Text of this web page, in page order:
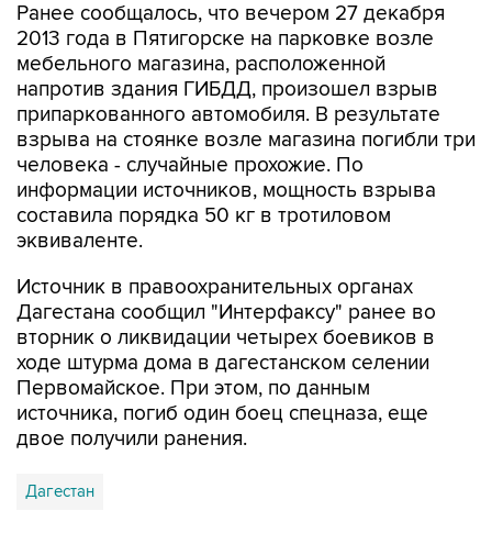
Ранее сообщалось, что вечером 27 декабря
2013 года в Пятигорске на парковке возле
мебельного магазина, расположенной
напротив здания ГИБДД, произошел взрыв
припаркованного автомобиля. В результате
взрыва на стоянке возле магазина погибли три
человека - случайные прохожие. По
информации источников, мощность взрыва
составила порядка 50 кг в тротиловом
эквиваленте.
Источник в правоохранительных органах
Дагестана сообщил "Интерфаксу" ранее во
вторник о ликвидации четырех боевиков в
ходе штурма дома в дагестанском селении
Первомайское. При этом, по данным
источника, погиб один боец спецназа, еще
двое получили ранения.
Дагестан